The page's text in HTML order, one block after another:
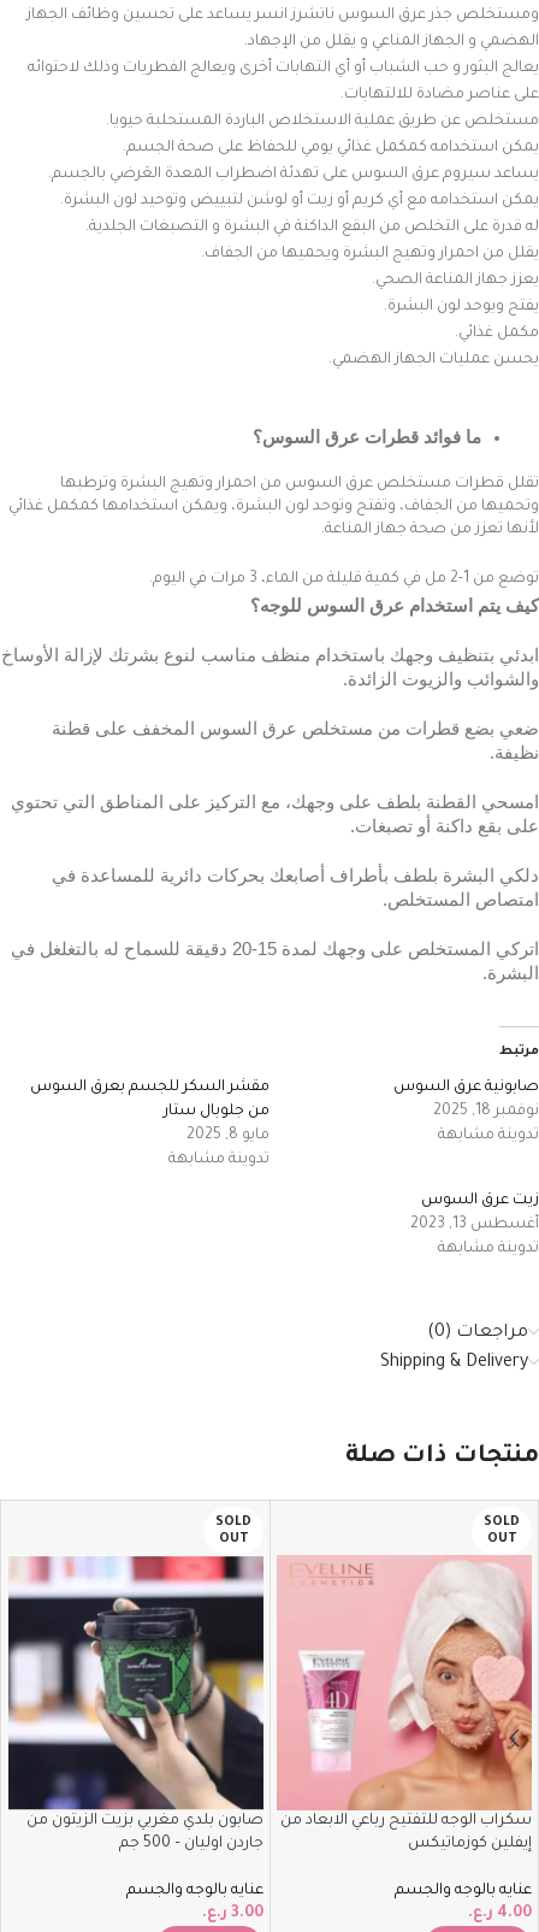
ومستخلص جذر عرق السوس ناتشرز انسر يساعد على تحسين وظائف الجهاز
الهضمي و الجهاز المناعي و يقلل من الإجهاد.
يعالج البثور و حب الشباب أو أي التهابات أخرى ويعالج الفطريات وذلك لاحتوائه
على عناصر مضادة للالتهابات.
مستخلص عن طريق عملية الاستخلاص الباردة المستحلبة حيويا.
يمكن استخدامه كمكمل غذائي يومي للحفاظ على صحة الجسم.
يساعد سيروم عرق السوس على تهدئة اضطراب المعدة العَرضي بالجسم.
يمكن استخدامه مع أي كريم أو زيت أو لوشن لتبييض وتوحيد لون البشرة.
له قدرة على التخلص من البقع الداكنة في البشرة و التصبغات الجلدية.
يقلل من احمرار وتهيج البشرة ويحميها من الجفاف.
يعزز جهاز المناعة الصحي.
يفتح ويوحد لون البشرة.
مكمل غذائي.
يحسن عمليات الجهاز الهضمي.
ما فوائد قطرات عرق السوس؟
تقلل قطرات مستخلص عرق السوس من احمرار وتهيج البشرة وترطبها
وتحميها من الجفاف، وتفتح وتوحد لون البشرة، ويمكن استخدامها كمكمل غذائي
لأنها تعزز من صحة جهاز المناعة.
توضع من 1-2 مل في كمية قليلة من الماء، 3 مرات في اليوم.
كيف يتم استخدام عرق السوس للوجه؟
ابدئي بتنظيف وجهك باستخدام منظف مناسب لنوع بشرتك لإزالة الأوساخ
والشوائب والزيوت الزائدة.
ضعي بضع قطرات من مستخلص عرق السوس المخفف على قطنة
نظيفة.
امسحي القطنة بلطف على وجهك، مع التركيز على المناطق التي تحتوي
على بقع داكنة أو تصبغات.
دلكي البشرة بلطف بأطراف أصابعك بحركات دائرية للمساعدة في
امتصاص المستخلص.
اتركي المستخلص على وجهك لمدة 15-20 دقيقة للسماح له بالتغلغل في
البشرة.
مرتبط
صابونية عرق السوس
نوفمبر 18, 2025
تدوينة مشابهة
مقشر السكر للجسم بعرق السوس
من جلوبال ستار
مايو 8, 2025
تدوينة مشابهة
زيت عرق السوس
أغسطس 13, 2023
تدوينة مشابهة
مراجعات (0)
Shipping & Delivery
منتجات ذات صلة
SOLD
OUT
سكراب الوجه للتفتيح رباعي الابعاد من
إيفلين كوزماتيكس
عنايه بالوجه والجسم
4.00 ر.ع.
SOLD
OUT
صابون بلدي مغربي بزيت الزيتون من
جاردن اوليان – 500 جم
عنايه بالوجه والجسم
3.00 ر.ع.